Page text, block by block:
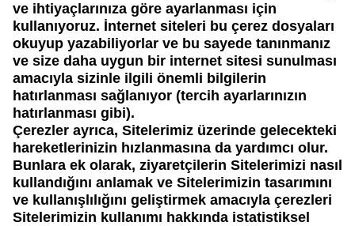
ve ihtiyaçlarınıza göre ayarlanması için
kullanıyoruz. İnternet siteleri bu çerez dosyaları
okuyup yazabiliyorlar ve bu sayede tanınmanız
ve size daha uygun bir internet sitesi sunulması
amacıyla sizinle ilgili önemli bilgilerin
hatırlanması sağlanıyor (tercih ayarlarınızın
hatırlanması gibi).
Çerezler ayrıca, Sitelerimiz üzerinde gelecekteki
hareketlerinizin hızlanmasına da yardımcı olur.
Bunlara ek olarak, ziyaretçilerin Sitelerimizi nasıl
kullandığını anlamak ve Sitelerimizin tasarımını
ve kullanışlılığını geliştirmek amacıyla çerezleri
Sitelerimizin kullanımı hakkında istatistiksel